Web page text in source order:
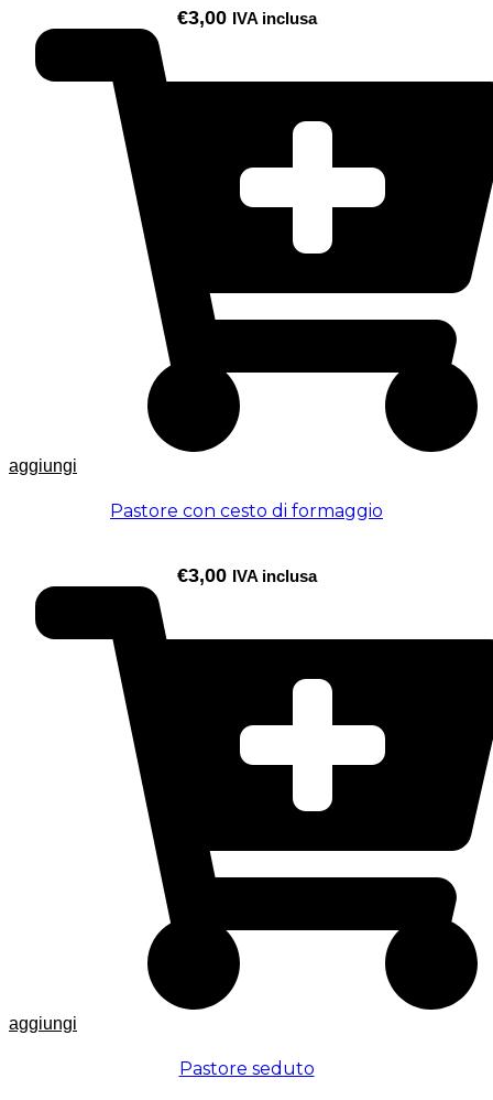
€3,00 IVA inclusa
aggiungi
Pastore con cesto di formaggio
€3,00 IVA inclusa
aggiungi
Pastore seduto